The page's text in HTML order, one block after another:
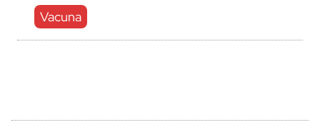
Vacuna